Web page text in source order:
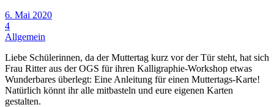
6. Mai 2020
4
Allgemein
Liebe Schülerinnen, da der Muttertag kurz vor der Tür steht, hat sich
Frau Ritter aus der OGS für ihren Kalligraphie-Workshop etwas
Wunderbares überlegt: Eine Anleitung für einen Muttertags-Karte!
Natürlich könnt ihr alle mitbasteln und eure eigenen Karten
gestalten.